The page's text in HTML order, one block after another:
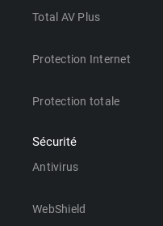
Total AV Plus
Protection Internet
Protection totale
Sécurité
Antivirus
WebShield